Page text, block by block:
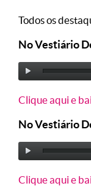
Todos os
No Vestiário
Clique aqui e
No Vestiário
Clique aqui e